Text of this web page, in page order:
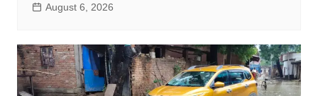
August 6, 2026